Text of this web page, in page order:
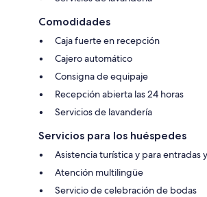
Comodidades
Caja fuerte en recepción
Cajero automático
Consigna de equipaje
Recepción abierta las 24 horas
Servicios de lavandería
Servicios para los huéspedes
Asistencia turística y para entradas
Atención multilingüe
Servicio de celebración de bodas